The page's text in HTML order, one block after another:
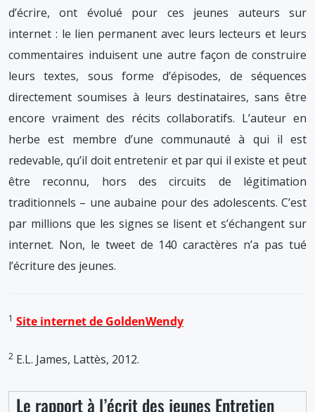
d’écrire, ont évolué pour ces jeunes auteurs sur
internet : le lien permanent avec leurs lecteurs et leurs
commentaires induisent une autre façon de construire
leurs textes, sous forme d’épisodes, de séquences
directement soumises à leurs destinataires, sans être
encore vraiment des récits collaboratifs. L’auteur en
herbe est membre d’une communauté à qui il est
redevable, qu’il doit entretenir et par qui il existe et peut
être reconnu, hors des circuits de légitimation
traditionnels – une aubaine pour des adolescents. C’est
par millions que les signes se lisent et s’échangent sur
internet. Non, le tweet de 140 caractères n’a pas tué
l’écriture des jeunes.
1 Site internet de GoldenWendy
2 E.L. James, Lattès, 2012.
Le rapport à l’écrit des jeunes Entretien